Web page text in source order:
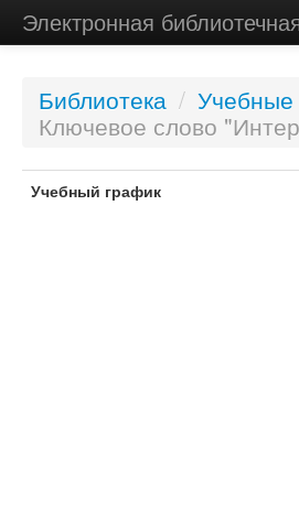
Электронная
Библиотека / Учебные
Ключевое слово
Учебный график